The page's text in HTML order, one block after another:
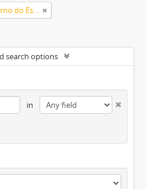
Atos administrativos do governo do Estado
search options
in